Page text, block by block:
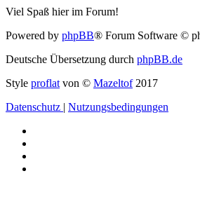
Viel Spaß hier im Forum!
Powered by phpBB® Forum Software ©
Deutsche Übersetzung durch phpBB.de
Style proflat von © Mazeltof2017
Datenschutz | Nutzungsbedingungen